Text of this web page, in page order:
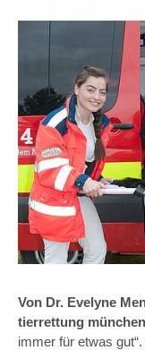
Von Dr. Evelyne
tierrettung
immer für etwas